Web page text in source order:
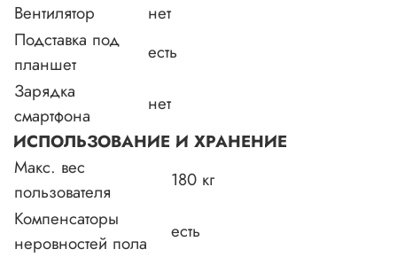
Вентилятор
нет
Подставка под
планшет
есть
Зарядка
смартфона
нет
ИСПОЛЬЗОВАНИЕ И ХРАНЕНИЕ
Макс. вес
пользователя
180 кг
Компенсаторы
неровностей пола
есть